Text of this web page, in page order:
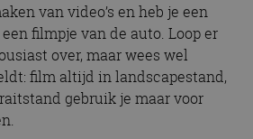
van video’s en heb je een
filmpje van de auto. Loop er
over, maar wees wel
film altijd in landscapestand,
gebruik je maar voor